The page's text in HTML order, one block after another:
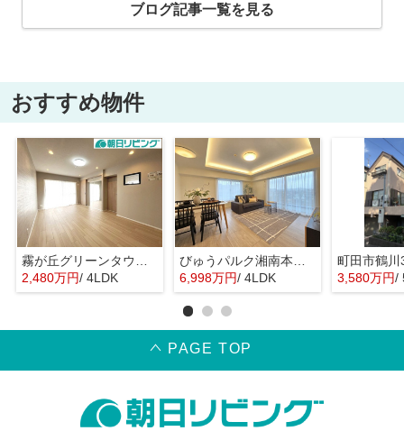
ブログ記事一覧を見る
おすすめ物件
2,480万円/ 4LDK
6,998万円/ 4LDK 3,580万円/
PAGE TOP